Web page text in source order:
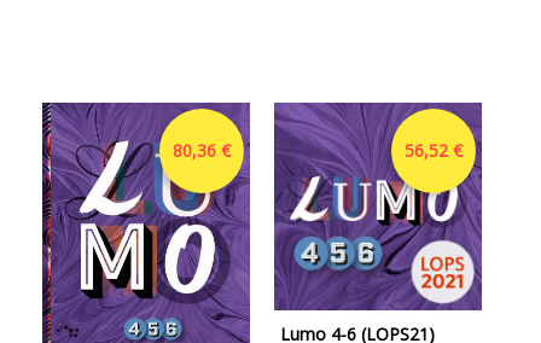
80,36 € 56,52 €
Lumo 4-6 (LOPS21)